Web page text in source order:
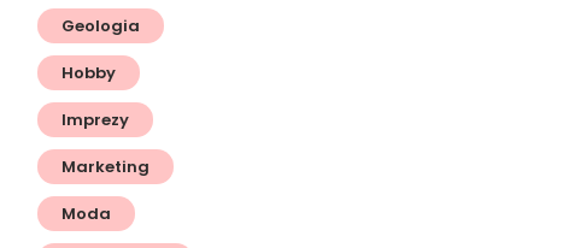
Geologia
Hobby
Imprezy
Marketing
Moda